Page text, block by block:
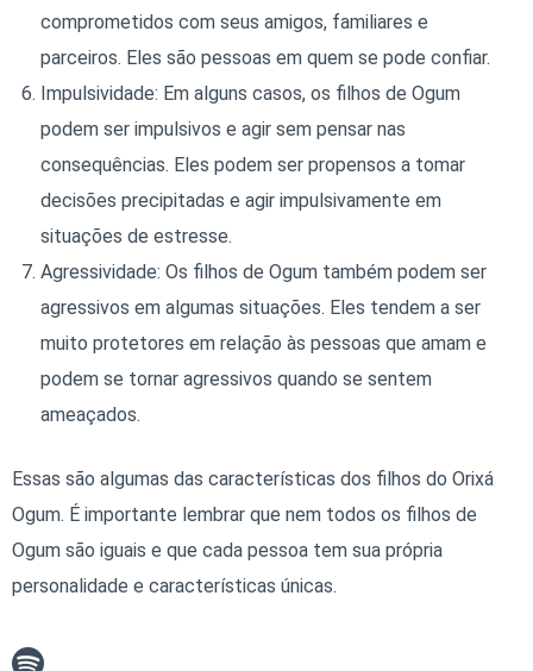
comprometidos com seus amigos, familiares e
parceiros. Eles são pessoas em quem se pode confiar.
Impulsividade: Em alguns casos, os filhos de Ogum
podem ser impulsivos e agir sem pensar nas
consequências. Eles podem ser propensos a tomar
decisões precipitadas e agir impulsivamente em
situações de estresse.
Agressividade: Os filhos de Ogum também podem ser
agressivos em algumas situações. Eles tendem a ser
muito protetores em relação às pessoas que amam e
podem se tornar agressivos quando se sentem
ameaçados.
Essas são algumas das características dos filhos do Orixá
Ogum. É importante lembrar que nem todos os filhos de
Ogum são iguais e que cada pessoa tem sua própria
personalidade e características únicas.